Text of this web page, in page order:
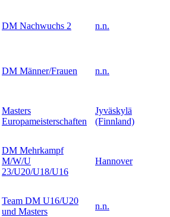
DM Nachwuchs 2 n.n.
DM Männer/Frauen n.n.
Masters
Europameisterschaften
Jyväskylä
(Finnland)
DM Mehrkampf
M/W/U
23/U20/U18/U16
Hannover
Team DM U16/U20
und Masters
n.n.